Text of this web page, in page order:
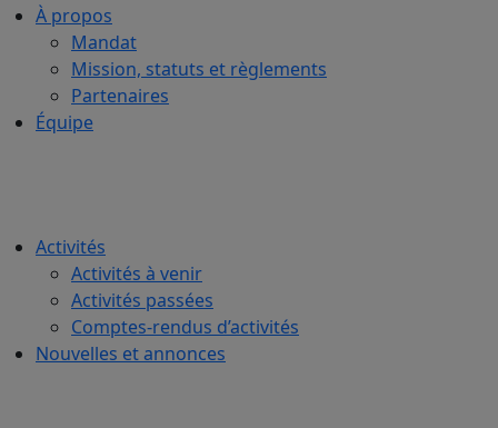
À propos
Mandat
Mission, statuts et règlements
Partenaires
Équipe
Activités
Activités à venir
Activités passées
Comptes-rendus d’activités
Nouvelles et annonces